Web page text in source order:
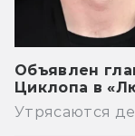
Объявлен
Циклопа в
Утрясаются